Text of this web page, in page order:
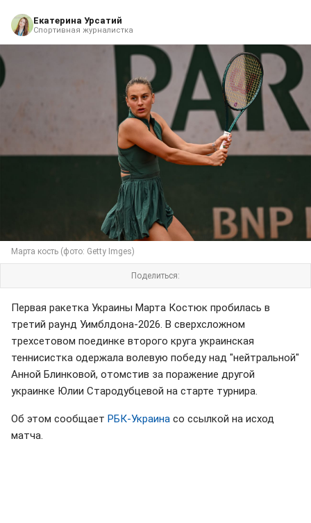
Екатерина Урсатий
Спортивная журналистка
Марта кость (фото: Getty Imges)
Поделиться:
Первая ракетка Украины Марта Костюк пробилась в
третий раунд Уимблдона-2026. В сверхсложном
трехсетовом поединке второго круга украинская
теннисистка одержала волевую победу над "нейтральной"
Анной Блинковой, отомстив за поражение другой
украинке Юлии Стародубцевой на старте турнира.
Об этом сообщает РБК-Украина со ссылкой на исход
матча.